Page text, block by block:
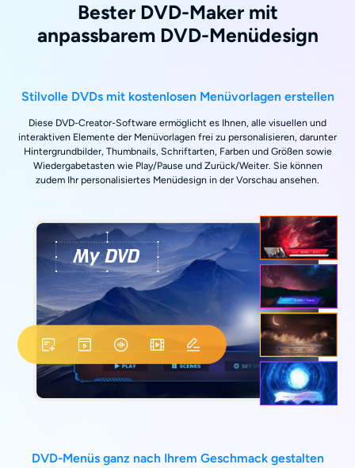
Bester DVD-Maker mit
anpassbarem DVD-Menüdesign
Stilvolle DVDs mit kostenlosen Menüvorlagen erstellen
Diese DVD-Creator-Software ermöglicht es Ihnen, alle visuellen und
interaktiven Elemente der Menüvorlagen frei zu personalisieren, darunter
Hintergrundbilder, Thumbnails, Schriftarten, Farben und Größen sowie
Wiedergabetasten wie Play/Pause und Zurück/Weiter. Sie können
zudem Ihr personalisiertes Menüdesign in der Vorschau ansehen.
DVD-Menüs ganz nach Ihrem Geschmack gestalten